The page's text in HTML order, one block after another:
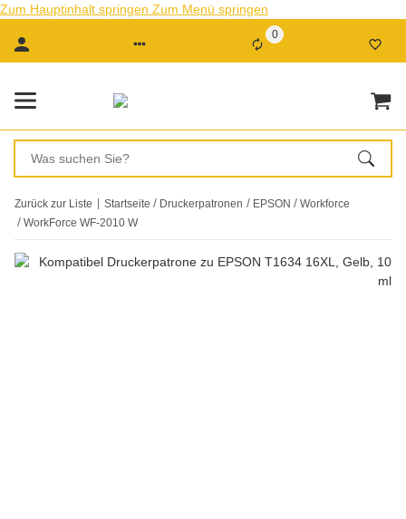
Zum Hauptinhalt springen Zum Menü springen
0
Zurück zur Liste Startseite Druckerpatronen EPSON
Workforce
WorkForce WF-2010 W